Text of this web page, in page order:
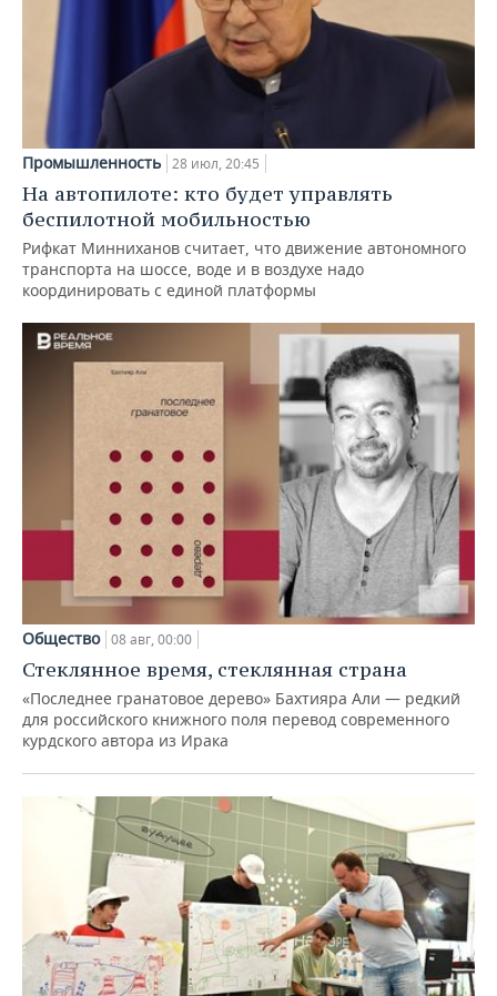
Промышленность 28 июл, 20:45
На автопилоте: кто будет управлять
беспилотной мобильностью
Рифкат Минниханов считает, что движение автономного
транспорта на шоссе, воде и в воздухе надо
координировать с единой платформы
Общество 08 авг, 00:00
Стеклянное время, стеклянная страна
«Последнее гранатовое дерево» Бахтияра Али — редкий
для российского книжного поля перевод современного
курдского автора из Ирака